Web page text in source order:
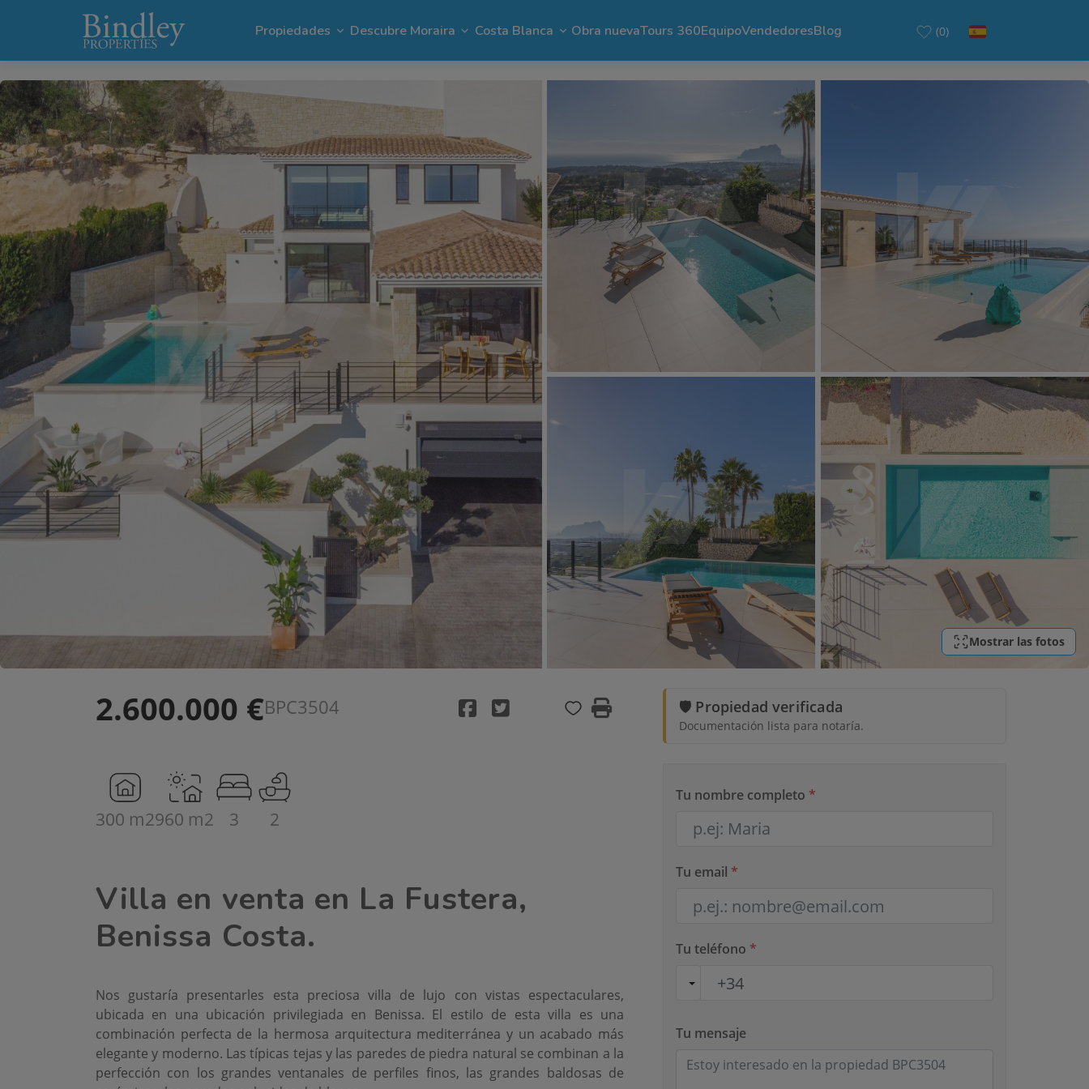
Propiedades
Villas en Moraira
Parcelas en Moraira Ofertas en Moraira
Descubre Moraira
El Portet
Cap Blanc Pla del Mar
Costa Blanca
Jávea Calpe
Obra nuevaTours 360EquipoVendedoresBlog (0)
Mostrar las fotos
2.600.000 €BPC3504
300 m2960 m2 3 2
Villa en venta en La Fustera,
Benissa Costa.
Nos gustaría presentarles esta preciosa villa de lujo con vistas espectaculares,
ubicada en una ubicación privilegiada en Benissa. El estilo de esta villa es una
combinación perfecta de la hermosa arquitectura mediterránea y un acabado más
elegante y moderno. Las típicas tejas y las paredes de piedra natural se combinan a la
perfección con los grandes ventanales de perfiles finos, las grandes baldosas de
🛡️ Propiedad verificada
Documentación lista para notaría.
Tu nombre completo *
Tu email *
Tu teléfono *
Tu mensaje